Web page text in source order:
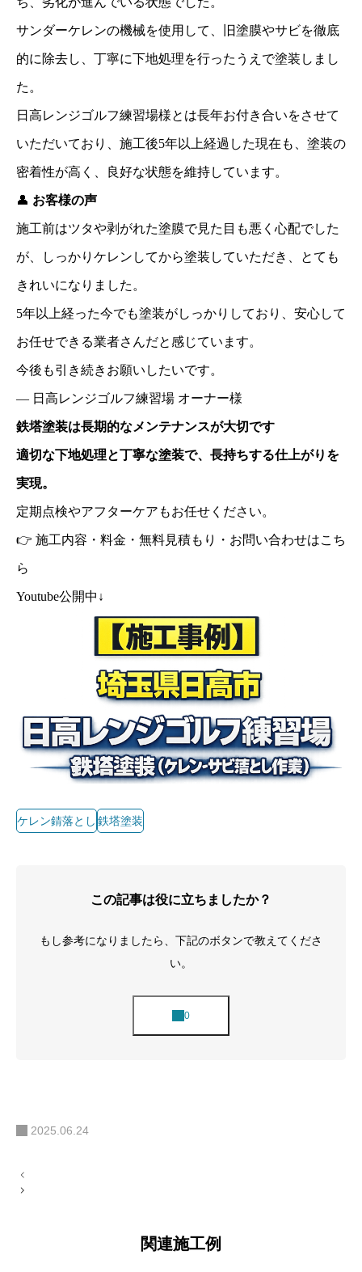
サンダーケレンの機械を使用して、旧塗膜やサビを徹底
的に除去し、丁寧に下地処理を行ったうえで塗装しまし
た。
日高レンジゴルフ練習場様とは長年お付き合いをさせて
いただいており、施工後5年以上経過した現在も、塗装の
密着性が高く、良好な状態を維持しています。
👤 お客様の声
施工前はツタや剥がれた塗膜で見た目も悪く心配でした
が、しっかりケレンしてから塗装していただき、とても
きれいになりました。
5年以上経った今でも塗装がしっかりしており、安心して
お任せできる業者さんだと感じています。
今後も引き続きお願いしたいです。
― 日高レンジゴルフ練習場 オーナー様
鉄塔塗装は長期的なメンテナンスが大切です
適切な下地処理と丁寧な塗装で、長持ちする仕上がりを
実現。
定期点検やアフターケアもお任せください。
👉 施工内容・料金・無料見積もり・お問い合わせはこち
ら
Youtube公開中↓
ケレン錆落とし 鉄塔塗装
この記事は役に立ちましたか？
もし参考になりましたら、下記のボタンで教えてくださ
い。
2025.06.24
投
稿
関連施工例